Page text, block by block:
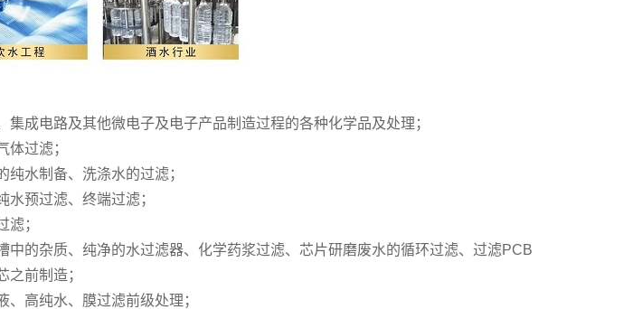
集成电路及其他微电子及电子产品制造过程的各种化学品及处理；
体过滤；
水制备、洗涤水的过滤；
水预过滤、终端过滤；
滤；
中的杂质、纯净的水过滤器、化学药浆过滤、芯片研磨废水的循环过滤、过滤PCB
之前制造；
高纯水、膜过滤前级处理；